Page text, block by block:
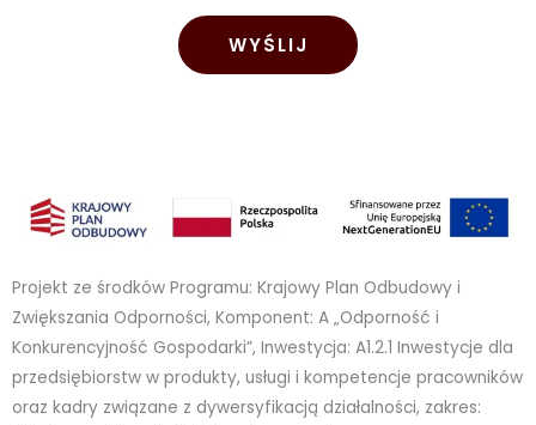
Projekt ze środków Programu: Krajowy Plan Odbudowy i
Zwiększania Odporności, Komponent: A „Odporność i
Konkurencyjność Gospodarki”, Inwestycja: A1.2.1 Inwestycje dla
przedsiębiorstw w produkty, usługi i kompetencje pracowników
oraz kadry związane z dywersyfikacją działalności, zakres: